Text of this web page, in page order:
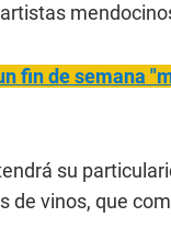
fin de semana
su
de vinos, que